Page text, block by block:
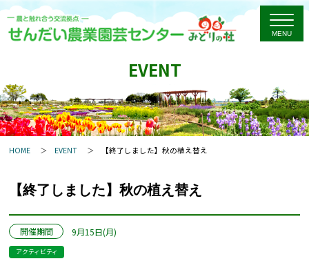
EVENT
HOME EVENT 【終了しました】秋の植え替え
【終了しました】秋の植え替え
開催期間 9月15日(月)
アクティビティ